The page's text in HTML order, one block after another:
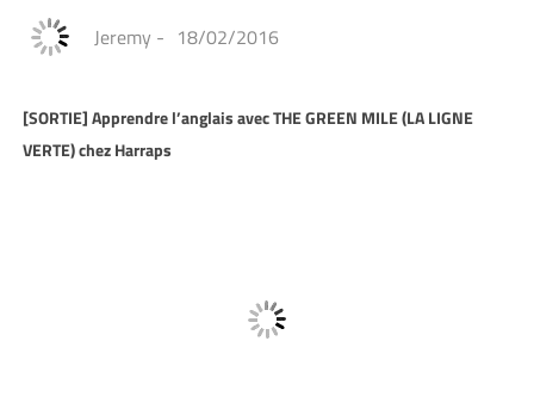
Jeremy - 18/02/2016
[SORTIE] Apprendre l’anglais avec THE GREEN MILE (LA LIGNE
VERTE) chez Harraps